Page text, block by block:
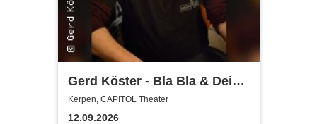
Gerd Köster - Bla Bla & Dei
Dei
Kerpen, CAPITOL Theater
12.09.2026